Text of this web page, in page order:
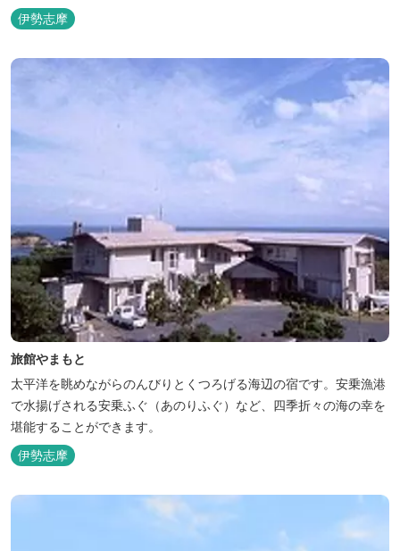
伊勢志摩
旅館やまもと
太平洋を眺めながらのんびりとくつろげる海辺の宿です。安乗漁港
で水揚げされる安乗ふぐ（あのりふぐ）など、四季折々の海の幸を
堪能することができます。
伊勢志摩